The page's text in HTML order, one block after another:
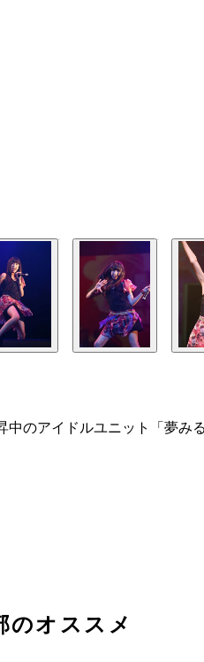
のアイドルユニット「夢み
のオススメ